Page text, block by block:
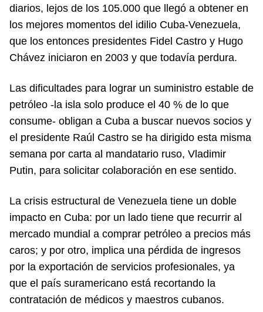
diarios, lejos de los 105.000 que llegó a obtener en
los mejores momentos del idilio Cuba-Venezuela,
que los entonces presidentes Fidel Castro y Hugo
Chávez iniciaron en 2003 y que todavía perdura.
Las dificultades para lograr un suministro estable de
petróleo -la isla solo produce el 40 % de lo que
consume- obligan a Cuba a buscar nuevos socios y
el presidente Raúl Castro se ha dirigido esta misma
semana por carta al mandatario ruso, Vladimir
Putin, para solicitar colaboración en ese sentido.
La crisis estructural de Venezuela tiene un doble
impacto en Cuba: por un lado tiene que recurrir al
mercado mundial a comprar petróleo a precios más
caros; y por otro, implica una pérdida de ingresos
por la exportación de servicios profesionales, ya
que el país suramericano está recortando la
contratación de médicos y maestros cubanos.